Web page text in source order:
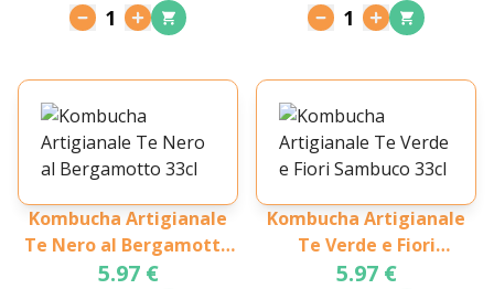
1 1
Kombucha Artigianale
Te Nero al Bergamotto
33cl
5.97 €
Kombucha Artigianale
Te Verde e Fiori
Sambuco 33cl
5.97 €